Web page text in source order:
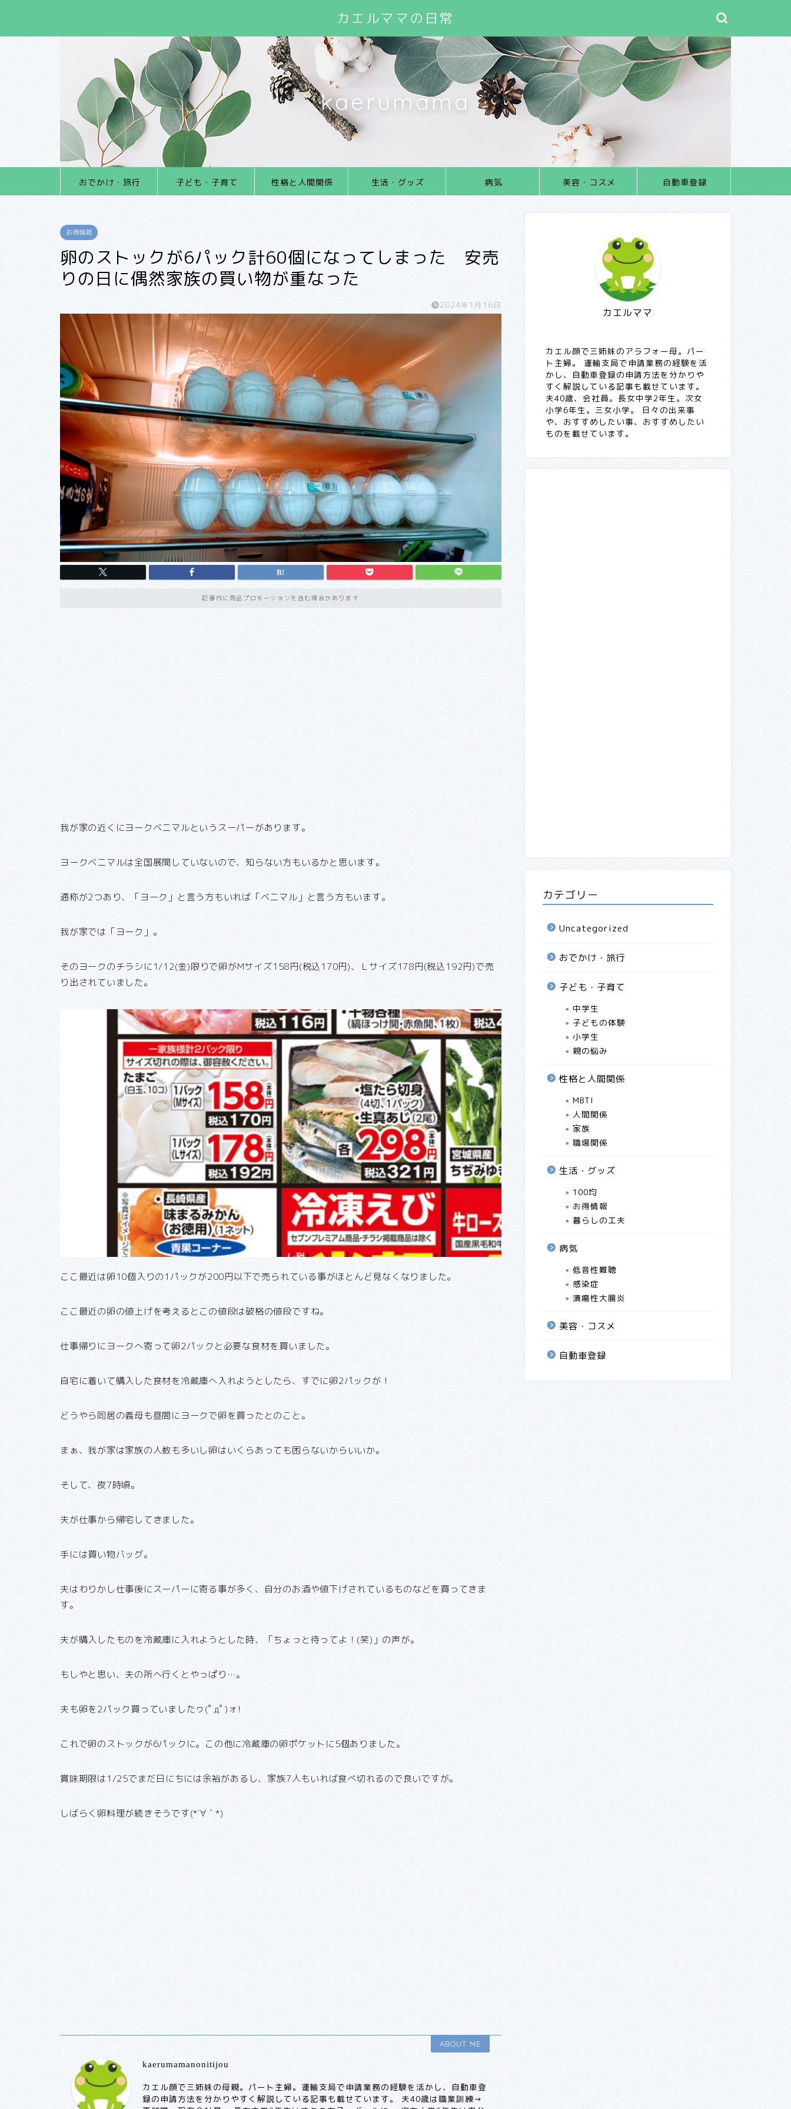
カエルママの日常
kaerumama
おでかけ・旅行 子ども・子育て 性格と人間関係 生活・グッズ 病気 美容・コスメ 自動車登録
お得情報
卵のストックが6パック計60個になってしまった 安売
りの日に偶然家族の買い物が重なった
2024年1月16日
記事内に商品プロモーションを含む場合があります
我が家の近くにヨークベニマルというスーパーがあります。
ヨークベニマルは全国展開していないので、知らない方もいるかと思います。
通称が2つあり、「ヨーク」と言う方もいれば「ベニマル」と言う方もいます。
我が家では「ヨーク」。
そのヨークのチラシに1/12(金)限りで卵がМサイズ158円(税込170円)、Ｌサイズ178円(税込192円)で売
り出されていました。
ここ最近は卵10個入りの1パックが200円以下で売られている事がほとんど見なくなりました。
ここ最近の卵の値上げを考えるとこの値段は破格の値段ですね。
仕事帰りにヨークへ寄って卵2パックと必要な食材を買いました。
自宅に着いて購入した食材を冷蔵庫へ入れようとしたら、すでに卵2パックが！
どうやら同居の義母も昼間にヨークで卵を買ったとのこと。
まぁ、我が家は家族の人数も多いし卵はいくらあっても困らないからいいか。
そして、夜7時頃。
夫が仕事から帰宅してきました。
手には買い物バッグ。
夫はわりかし仕事後にスーパーに寄る事が多く、自分のお酒や値下げされているものなどを買ってきま
す。
夫が購入したものを冷蔵庫に入れようとした時、「ちょっと待ってよ！(笑)」の声が。
もしやと思い、夫の所へ行くとやっぱり…。
夫も卵を2パック買っていましたヮ(ﾟдﾟ)ォ!
これで卵のストックが6パックに。この他に冷蔵庫の卵ポケットに5個ありました。
賞味期限は1/25でまだ日にちには余裕があるし、家族7人もいれば食べ切れるので良いですが。
しばらく卵料理が続きそうです(*´∀｀*)
ABOUT ME
kaerumamanonitijou
カエル顔で三姉妹の母親。パート主婦。運輸支局で申請業務の経験を活かし、自動車登
録の申請方法を分かりやすく解説している記事も載せています。 夫40歳は職業訓練→
カエルママ
カエル顔で三姉妹のアラフォー母。パー
ト主婦。 運輸支局で申請業務の経験を活
かし、自動車登録の申請方法を分かりや
すく解説している記事も載せています。
夫40歳、会社員。長女中学2年生。次女
小学6年生。三女小学。 日々の出来事
や、おすすめしたい事、おすすめしたい
ものを載せています。
カテゴリー
Uncategorized
おでかけ・旅行
子ども・子育て
中学生
子どもの体験
小学生
親の悩み
性格と人間関係
MBTI
人間関係
家族
職場関係
生活・グッズ
100均
お得情報
暮らしの工夫
病気
低音性難聴
感染症
潰瘍性大腸炎
美容・コスメ
自動車登録